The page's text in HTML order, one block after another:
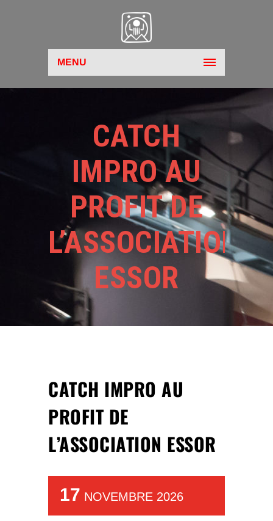
MENU
CATCH
IMPRO AU
PROFIT DE
L’ASSOCIATION
ESSOR
CATCH IMPRO AU
PROFIT DE
L’ASSOCIATION ESSOR
17 NOVEMBRE 2026